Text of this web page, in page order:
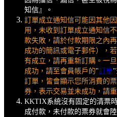
知信』。
訂單成立通知信可能因其他
用，未收到訂單成立通知信
款失敗，請於付款期限之內
成功的簡訊或電子郵件），
有成立，請再重新訂購。一
成功，請至會員帳戶的"訂單"
訂單，皆會顯示您所消費的
券，表示交易並未成功，請
KKTIX系統沒有固定的清票
成付款，未付款的票券就會